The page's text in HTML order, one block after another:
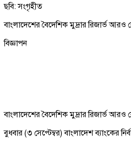
ছবি: সংগৃহীত
বাংলাদেশের বৈদেশিক মুদ্রার রিজার্ভ আরও
বিজ্ঞাপন
বাংলাদেশের বৈদেশিক মুদ্রার রিজার্ভ আরও
বুধবার (৩ সেপ্টেম্বর) বাংলাদেশ ব্যাংকের